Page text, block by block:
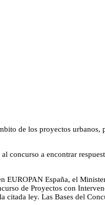
de los proyectos
concurso a encontrar
España, el
de Proyectos con
ley. Las Bases del